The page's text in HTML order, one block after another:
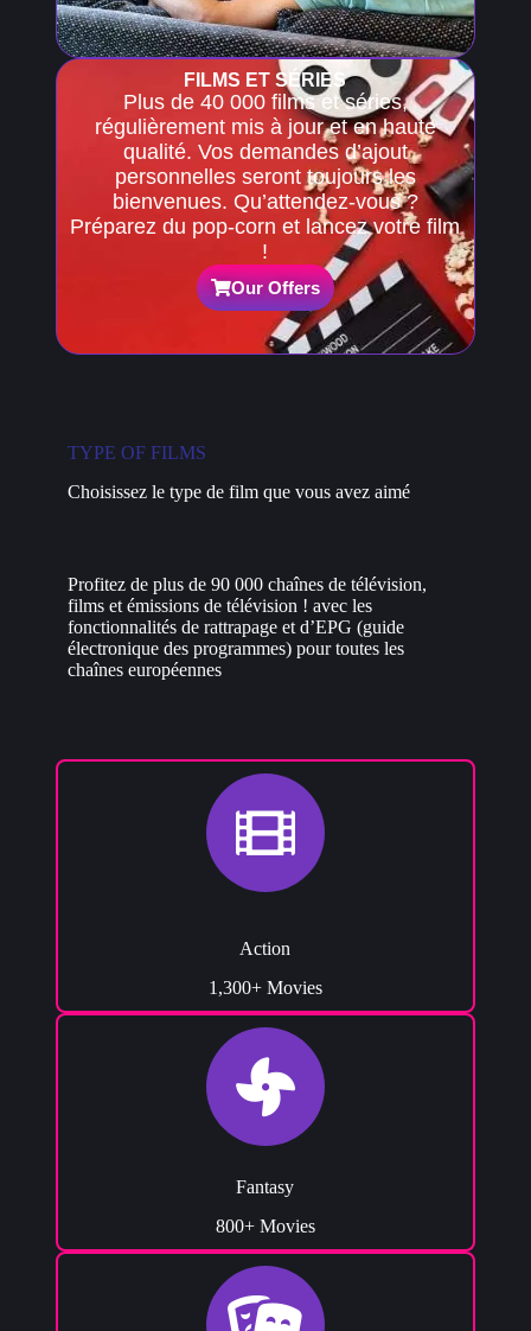
FILMS ET SÉRIES
Plus de 40 000 films et séries,
régulièrement mis à jour et en haute
qualité. Vos demandes d’ajout
personnelles seront toujours les
bienvenues. Qu’attendez-vous ?
Préparez du pop-corn et lancez votre film
!
Our Offers
TYPE OF FILMS
Choisissez le type de film que vous avez aimé
Profitez de plus de 90 000 chaînes de télévision,
films et émissions de télévision ! avec les
fonctionnalités de rattrapage et d’EPG (guide
électronique des programmes) pour toutes les
chaînes européennes
Action
1,300+ Movies
Fantasy
800+ Movies